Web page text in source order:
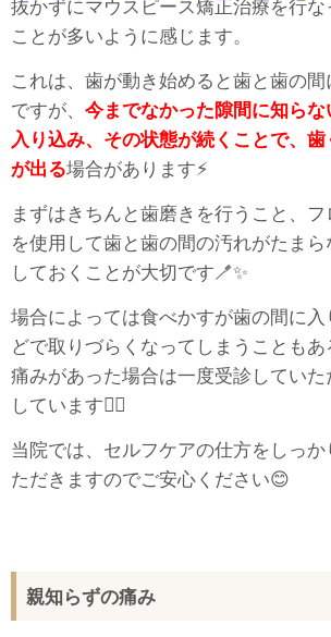
抜かずにマウスピース矯正治療を行
ことが多いように感じます。
これは、歯が動き始めると歯と歯の
ですが、 今までなかった隙間に知ら
入り込み、その状態が続くことで、
が出る場合があります⚡
まずはきちんと歯磨きを行うこと、
を使用して歯と歯の間の汚れがたま
しておくことが大切です🪥✨
場合によっては食べかすが歯の間に
どで取りづらくなってしまうことも
痛みがあった場合は一度受診してい
しています👩‍⚕️
当院では、セルフケアの仕方をしっ
ただきますのでご安心ください😊
親知らずの痛み